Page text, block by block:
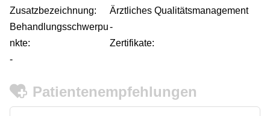
Zusatzbezeichnung:
Ärztliches Qualitätsmanagement
Behandlungsschwerpu
nkte:
-
Zertifikate:
-
Patientenempfehlungen